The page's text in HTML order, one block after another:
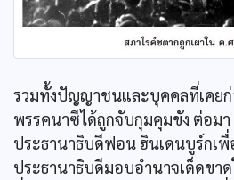
รวมทั้งปัญญาชนและบุคคลที่เคย
พรรคนาซีได้ถูกจับกุมคุมขัง ต่อมา
ประธานาธิบดีฟอน ฮินเดนบูร์กเพื่
ประธานาธิบดีมอบอำนาจเด็ดขา